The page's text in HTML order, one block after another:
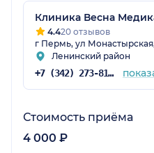
Клиника Весна
4.420 отзывов
г Пермь, ул
Ленинский район
+7 (342) 273-81-48
Стоимость приёма
4 000 ₽